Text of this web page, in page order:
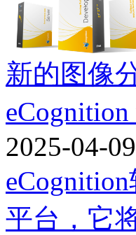
新的图像
2025-04-09
平台，它